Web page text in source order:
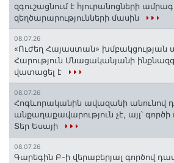
զգուշացնում է հյուրանոցների
զեղծարարությունների մասին
08.07.26
«Ուժեղ Հայաստան»
Հարություն Մնացականյանի
վատացել է
08.07.26
Հոգևորականին ավազանի անունով
անքաղաքավարություն չէ, այլ՝ գործի
Տեր Եսայի
08.07.26
Գարեգին Բ-ի վերաբերյալ գործով